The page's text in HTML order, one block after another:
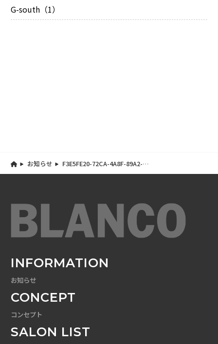
G-south（1）
お知らせ
F3E5FE20-72CA-4A8F-89A2-
89B1E1B0F92A
INFORMATION
お知らせ
CONCEPT
コンセプト
SALON LIST